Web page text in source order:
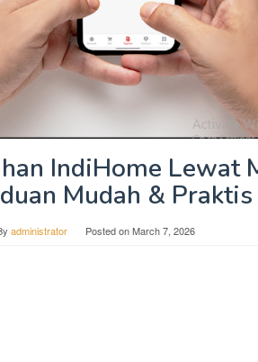
IndiHome Lewat
Mudah & Praktis
administrator Posted onMarch 7, 2026